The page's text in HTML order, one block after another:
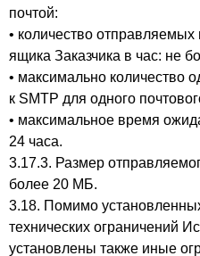
почтой:
• количество отправляемых
ящика Заказчика в час: не
• максимально количество
к SMTP для одного
• максимальное время
24 часа.
3.17.3. Размер
более 20 МБ.
3.18. Помимо
технических ограничений
установлены также иные